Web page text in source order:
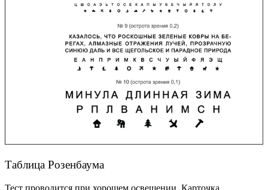
Таблица Розенбаума
Тест проводится при хорошем освещении. Карточка